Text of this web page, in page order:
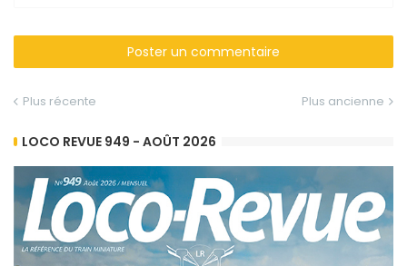
Poster un commentaire
Plus récente Plus ancienne
LOCO REVUE 949 - AOÛT 2026